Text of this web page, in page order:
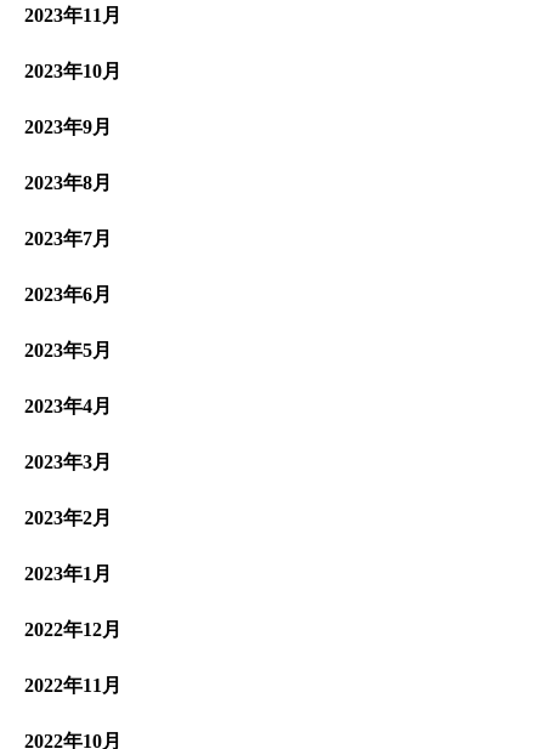
2023年11月
2023年10月
2023年9月
2023年8月
2023年7月
2023年6月
2023年5月
2023年4月
2023年3月
2023年2月
2023年1月
2022年12月
2022年11月
2022年10月